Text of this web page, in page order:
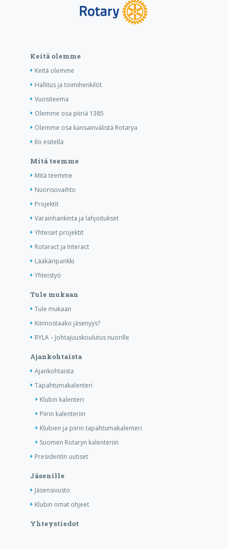
Keitä olemme
Keitä olemme
Hallitus ja toimihenkilöt
Vuositeema
Olemme osa piiriä 1385
Olemme osa kansainvälistä Rotarya
Ilo esitellä
Mitä teemme
Mitä teemme
Nuorisovaihto
Projektit
Varainhankinta ja lahjoitukset
Yhteiset projektit
Rotaract ja Interact
Lääkäripankki
Yhteistyö
Tule mukaan
Tule mukaan
Kiinnostaako jäsenyys?
RYLA – Johtajuuskoulutus nuorille
Ajankohtaista
Ajankohtaista
Tapahtumakalenteri
Klubin kalenteri
Piirin kalenteriin
Klubien ja piirin tapahtumakalenteri
Suomen Rotaryn kalenteriin
Presidentin uutiset
Jäsenille
Jäsensivusto
Klubin omat ohjeet
Yhteystiedot